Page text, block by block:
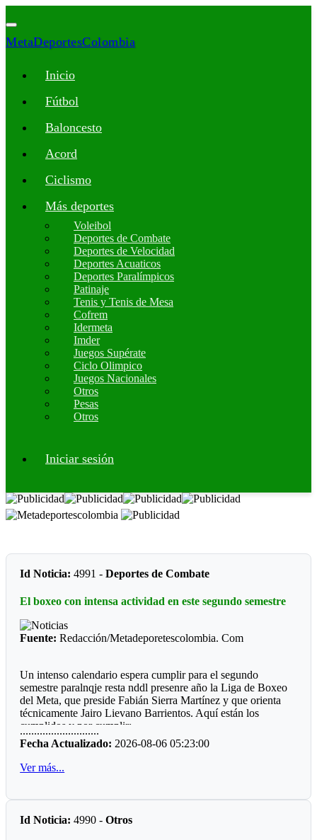
MetaDeportesColombia
Inicio
Fútbol
Baloncesto
Acord
Ciclismo
Más deportes
Voleibol
Deportes de Combate
Deportes de Velocidad
Deportes Acuaticos
Deportes Paralímpicos
Patinaje
Tenis y Tenis de Mesa
Cofrem
Idermeta
Imder
Juegos Supérate
Ciclo Olimpico
Juegos Nacionales
Otros
Pesas
Otros
Iniciar sesión
Id Noticia: 4991 -Deportes de Combate
El boxeo con intensa actividad en este segundo semestre
Fuente: Redacción/Metadeporetescolombia. Com
Un intenso calendario espera cumplir para el segundo
semestre paralnqje resta nddl presenre año la Liga de Boxeo
del Meta, que preside Fabián Sierra Martínez y que orienta
técnicamente Jairo Lievano Barrientos. Aquí están los
cumplidos y por cumplir:
"Guamal *
El pasado fin de semana se cumplió en el polideportivo del
patrocinada por el alcalde a José Fernando Peña Rabelo y
............................
Fecha Actualizado: 2026-08-06 05:23:00
Ver más...
Id Noticia: 4990 -Otros